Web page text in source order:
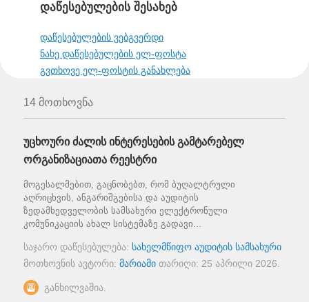
დაწესებულების შესახებ
დაწესებულების ვებგვერდი
ნახე დაწესებულების ელ-ფოსტა
გვთხოვე ელ-ფოსტის განახლება
14 მოთხოვნა
უცხოური ძალის ინტერესების გამტარებელ
ორგანიზაციათა რეესტრი
მოგესალმებით, გაცნობებთ, რომ ბუღალტრული
აღრიცხვის, ანგარიშგებისა და აუდიტის
ზედამხედველობის სამსახური ელექტრონული
კომუნიკაციის ახალ სისტემაზე გადავი...
საჯარო დაწესებულება: სახელმწიფო აუდიტის სამსახური
მოთხოვნის ავტორი: მარიამი თარიღი: 25 აპრილი 2026
განხილვაშია.